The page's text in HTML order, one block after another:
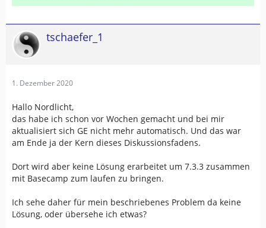
tschaefer_1
1. Dezember 2020
Hallo Nordlicht,
das habe ich schon vor Wochen gemacht und bei mir
aktualisiert sich GE nicht mehr automatisch. Und das war
am Ende ja der Kern dieses Diskussionsfadens.
Dort wird aber keine Lösung erarbeitet um 7.3.3 zusammen
mit Basecamp zum laufen zu bringen.
Ich sehe daher für mein beschriebenes Problem da keine
Lösung, oder übersehe ich etwas?